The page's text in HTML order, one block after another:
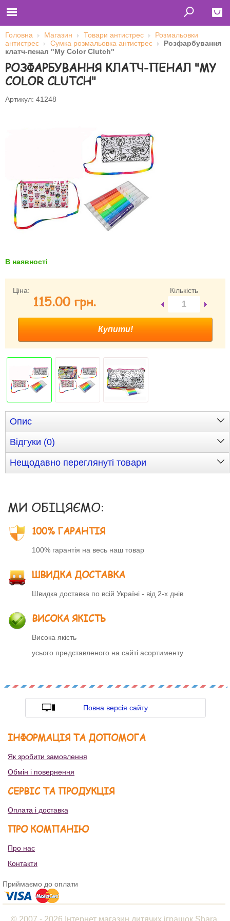
Close
Главная
Футболки
Толстовки (кенгурушки)
Лонгсливы
Пароль
Запам'ятати мене
Забули своє Ім’я Користувача?
Зареєструватися
Головна Магазин Товари антистрес
Розмальовки
антистрес
Сумка розмальовка антистрес
Розфарбування
клатч-пенал "My Color Clutch"
РОЗФАРБУВАННЯ КЛАТЧ-ПЕНАЛ "MY
COLOR CLUTCH"
Артикул: 41248
В наявності
Ціна:
115.00 грн.
Кількість
Опис
Відгуки (0)
Нещодавно переглянуті товари
МИ ОБІЦЯЄМО:
100% ГАРАНТІЯ
100% гарантія на весь наш товар
ШВИДКА ДОСТАВКА
Швидка доставка по всій Україні - від 2-х днів
ВИСОКА ЯКІСТЬ
Висока якість
усього представленого на сайті асортименту
Повна версія сайту
ІНФОРМАЦІЯ ТА ДОПОМОГА
Як зробити замовлення
Обмін і повернення
СЕРВІС ТА ПРОДУКЦІЯ
Оплата і доставка
ПРО КОМПАНІЮ
Про нас
Контакти
Приймаємо до оплати
© 2007 - 2026 Інтернет магазин дитячих іграшок Shara